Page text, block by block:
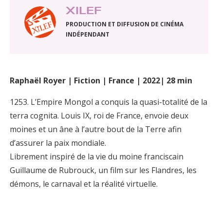
XILEF
PRODUCTION ET DIFFUSION DE CINÉMA
INDÉPENDANT
Raphaël Royer | Fiction | France | 2022| 28 min
1253. L’Empire Mongol a conquis la quasi-totalité de la
terra cognita. Louis IX, roi de France, envoie deux
moines et un âne à l’autre bout de la Terre afin
d’assurer la paix mondiale.
Librement inspiré de la vie du moine franciscain
Guillaume de Rubrouck, un film sur les Flandres, les
démons, le carnaval et la réalité virtuelle.